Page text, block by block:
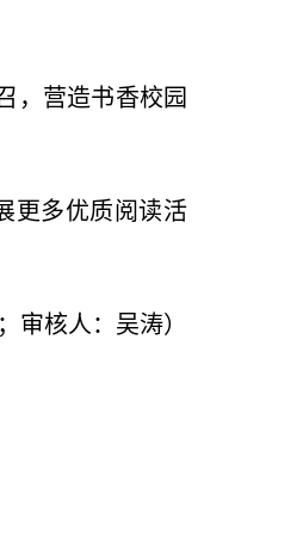
，营造书香校园
更多优质阅读活
审核人：吴涛）